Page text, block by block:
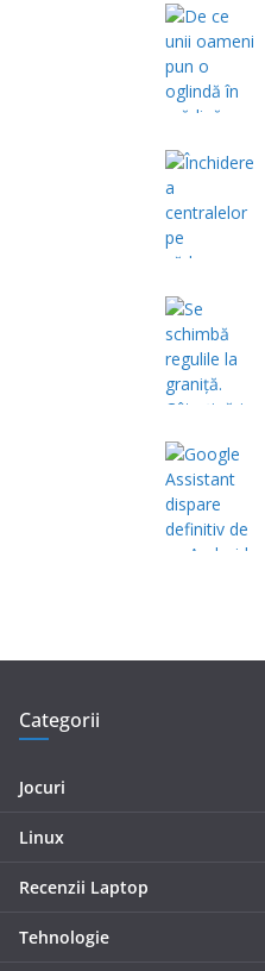
Categorii
Jocuri
Linux
Recenzii Laptop
Tehnologie